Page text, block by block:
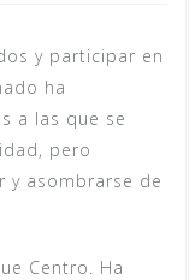
y participar en
ha
a las que se
pero
y asombrarse de
Centro. Ha